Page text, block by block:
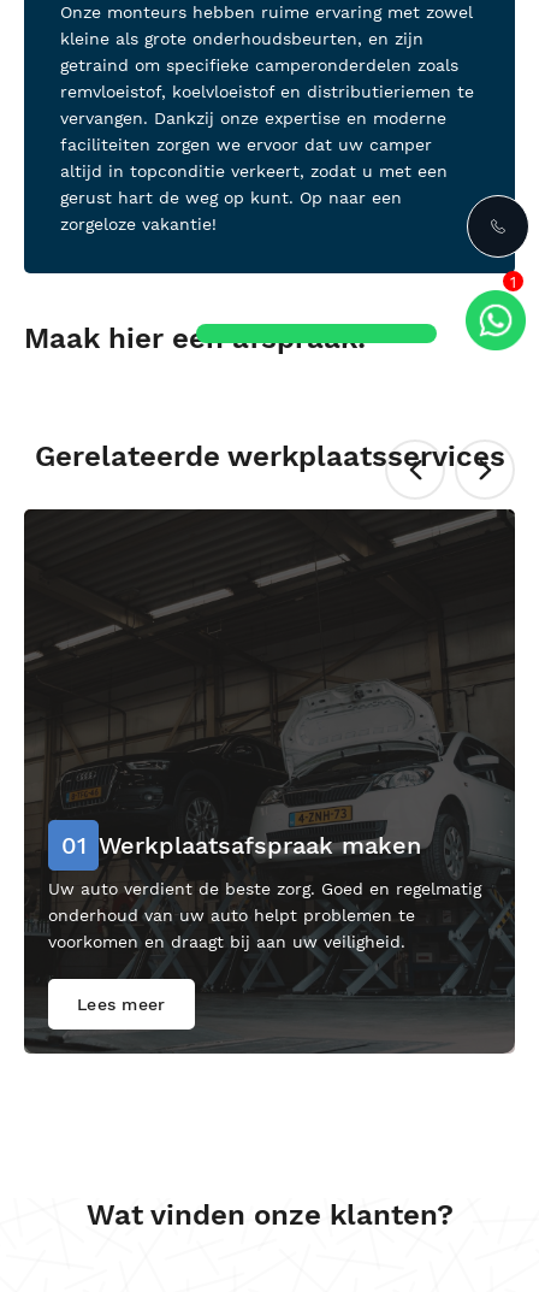
1
Onze monteurs hebben ruime ervaring met zowel
kleine als grote onderhoudsbeurten, en zijn
getraind om specifieke camperonderdelen zoals
remvloeistof, koelvloeistof en distributieriemen te
vervangen. Dankzij onze expertise en moderne
faciliteiten zorgen we ervoor dat uw camper
altijd in topconditie verkeert, zodat u met een
gerust hart de weg op kunt. Op naar een
zorgeloze vakantie!
Maak hier een afspraak:
Gerelateerde werkplaatsservices
01 Werkplaatsafspraak maken
Uw auto verdient de beste zorg. Goed en regelmatig
onderhoud van uw auto helpt problemen te
voorkomen en draagt bij aan uw veiligheid.
Lees meer
Wat vinden onze klanten?